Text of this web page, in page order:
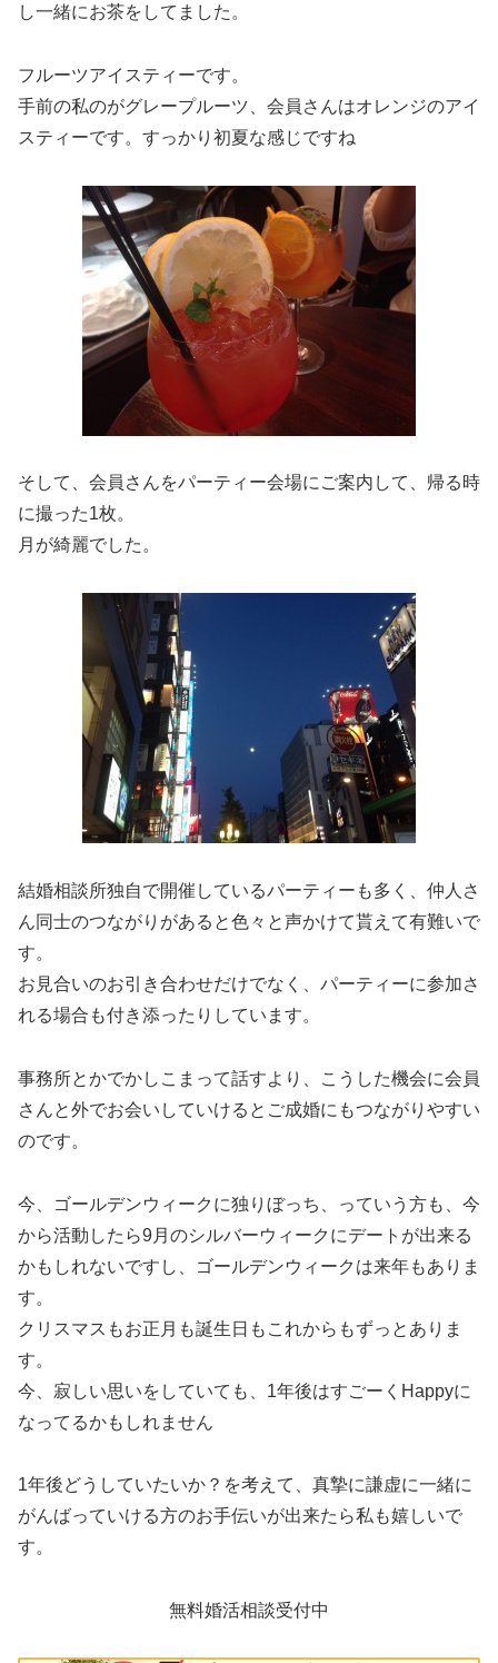
し一緒にお茶をしてました。
フルーツアイスティーです。
手前の私のがグレープルーツ、会員さんはオレンジのアイ
スティーです。すっかり初夏な感じですね
そして、会員さんをパーティー会場にご案内して、帰る時
に撮った1枚。
月が綺麗でした。
結婚相談所独自で開催しているパーティーも多く、仲人さ
ん同士のつながりがあると色々と声かけて貰えて有難いで
す。
お見合いのお引き合わせだけでなく、パーティーに参加さ
れる場合も付き添ったりしています。
事務所とかでかしこまって話すより、こうした機会に会員
さんと外でお会いしていけるとご成婚にもつながりやすい
のです。
今、ゴールデンウィークに独りぼっち、っていう方も、今
から活動したら9月のシルバーウィークにデートが出来る
かもしれないですし、ゴールデンウィークは来年もありま
す。
クリスマスもお正月も誕生日もこれからもずっとありま
す。
今、寂しい思いをしていても、1年後はすごーくHappyに
なってるかもしれません
1年後どうしていたいか？を考えて、真摯に謙虚に一緒に
がんばっていける方のお手伝いが出来たら私も嬉しいで
す。
無料婚活相談受付中